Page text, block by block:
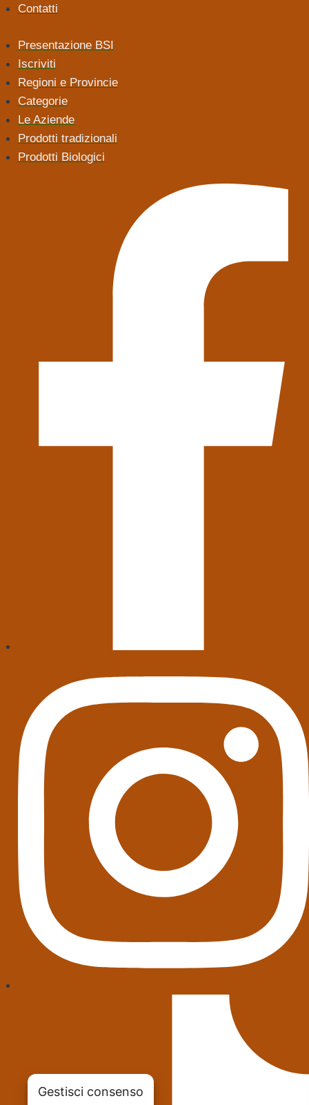
Contatti
Presentazione BSI
Iscriviti
Regioni e Provincie
Categorie
Le Aziende
Prodotti tradizionali
Prodotti Biologici
Gestisci consenso